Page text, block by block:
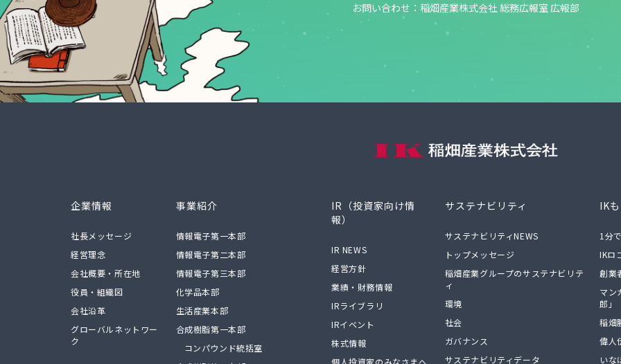
お問い合わせ：稲畑産業株式会社 総務広報室 広報部
企業情報
社長メッセージ
経営理念
会社概要・所在地
役員・組織図
会社沿革
グローバルネットワー
ク
事業紹介
情報電子第一本部
情報電子第二本部
情報電子第三本部
化学品本部
生活産業本部
合成樹脂第一本部
コンパウンド統括室
IR（投資家向け情
報）
IR NEWS
経営方針
業績・財務情報
IRライブラリ
IRイベント
株式情報
個人投資家のみなさまへ
サステナビリティ
サステナビリティNEWS
トップメッセージ
稲畑産業グループのサステナビリテ
ィ
環境
社会
ガバナンス
サステナビリティデータ
IK
1分
IKロ
創業
マン
郎」
稲畑
偉人
いな